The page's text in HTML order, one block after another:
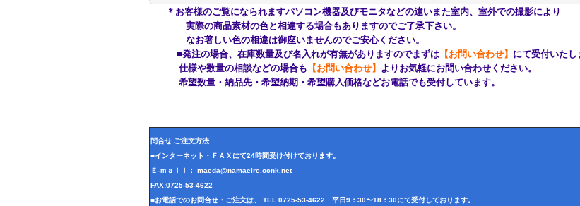
＊お客様のご覧になられますパソコン機器及びモニタなどの違いまた室内、室外での撮影により
実際の商品素材の色と相違する場合もありますのでご了承下さい。
なお著しい色の相違は御座いませんのでご安心ください。
■発注の場合、在庫数量及び名入れが有無がありますのでまずは 【お問い合わせ】 にて受付いた
仕様や数量の相談などの場合も 【お問い合わせ】 よりお気軽にお問い合わせください。
希望数量・納品先・希望納期・希望購入価格などお電話でも受付しています。
問合せ ご注文方法
■インターネット・ＦＡＸにて24時間受け付けております。
Ｅ-ｍａｉｌ： maeda@namaeire.ocnk.net
FAX:0725-53-4622
■お電話でのお問合せ・ご注文は、 TEL 0725-53-4622 平日9：30〜18：30にて受付しております。